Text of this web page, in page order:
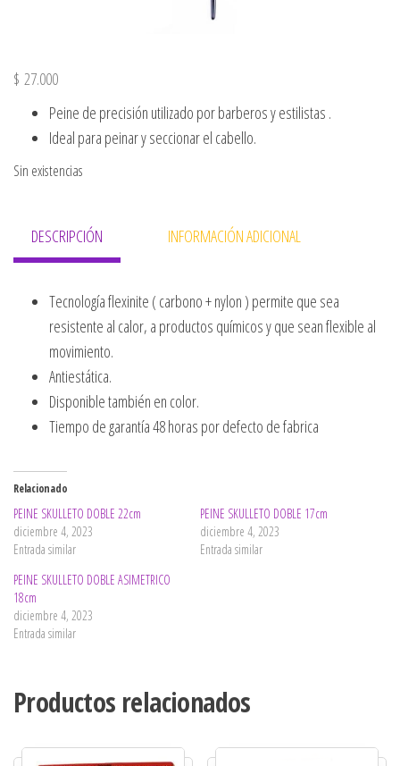
$ 27.000
Peine de precisión utilizado por barberos y estilistas .
Ideal para peinar y seccionar el cabello.
Sin existencias
DESCRIPCIÓN INFORMACIÓN ADICIONAL
Tecnología flexinite ( carbono + nylon ) permite que sea
resistente al calor, a productos químicos y que sean flexible al
movimiento.
Antiestática.
Disponible también en color.
Tiempo de garantía 48 horas por defecto de fabrica
Relacionado
PEINE SKULLETO DOBLE 22cm
diciembre 4, 2023
Entrada similar
PEINE SKULLETO DOBLE 17cm
diciembre 4, 2023
Entrada similar
PEINE SKULLETO DOBLE ASIMETRICO
18cm
diciembre 4, 2023
Entrada similar
Productos relacionados